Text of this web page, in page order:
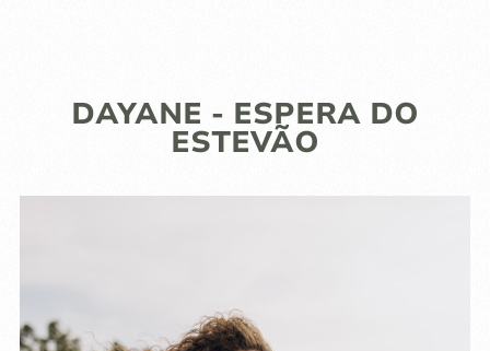
DAYANE - ESPERA DO
ESTEVÃO